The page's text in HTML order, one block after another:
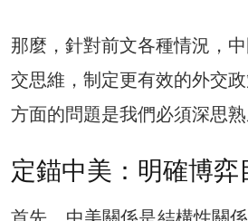
那麼，針對前文各種情況，
交思維，制定更有效的外交
方面的問題是我們必須深思熟
定錨中美：明確博弈